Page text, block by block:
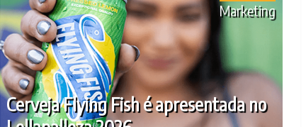
Cerveja Flying Fish é apresentada no
Marketing